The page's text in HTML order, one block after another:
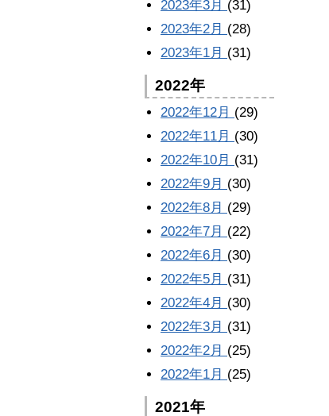
2023年3月 (31)
2023年2月 (28)
2023年1月 (31)
2022年
2022年12月 (29)
2022年11月 (30)
2022年10月 (31)
2022年9月 (30)
2022年8月 (29)
2022年7月 (22)
2022年6月 (30)
2022年5月 (31)
2022年4月 (30)
2022年3月 (31)
2022年2月 (25)
2022年1月 (25)
2021年